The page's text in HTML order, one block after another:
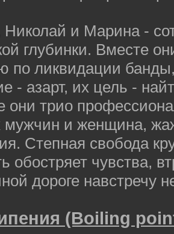
Николай и Марина -
глубинки. Вместе
по ликвидации
- азарт, их цель -
они трио
мужчин и женщина,
Степная свобода
обостряет чувства,
дороге навстречу
(Boiling